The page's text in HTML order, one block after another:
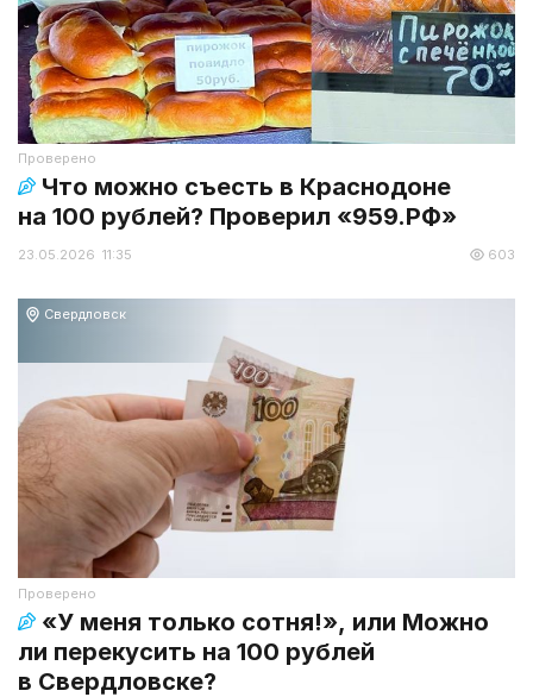
Проверено
Что можно съесть в Краснодоне
на 100 рублей? Проверил «959.РФ»
23.05.2026 11:35 603
Свердловск
Проверено
«У меня только сотня!», или Можно
ли перекусить на 100 рублей
в Свердловске?